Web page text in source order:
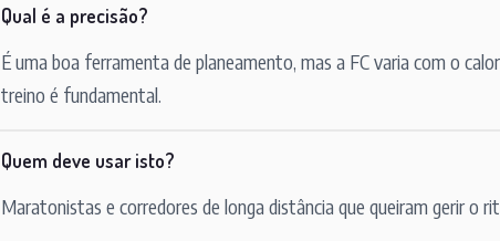
Qual é a precisão?
É uma boa ferramenta de planeamento, mas a FC varia com o
treino é fundamental.
Quem deve usar isto?
Maratonistas e corredores de longa distância que queiram gerir o